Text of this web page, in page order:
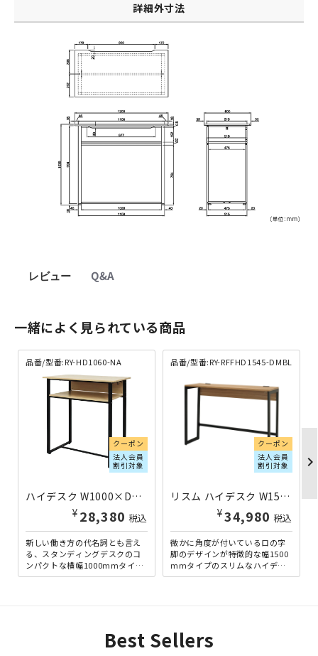
詳細外寸法
レビュー Q&A
一緒によく見られている商品
品番/型番:RY-HD1060-NA
クーポン
法人会員
割引対象
ハイデスク W1000×D600×H1030 ナチュラルF RY-HD1060-NA | 132524
¥ 28,380 税込
新しい働き方の代名詞とも言え
る、スタンディングデスクのコ
ンパクトな横幅1000mmタイプ
です。立ったままの作業を実現
品番/型番:RY-RFFHD1545-DMBL
クーポン
法人会員
割引対象
リスム ハイデスク W1500×D450×H1050 ウォルナットC×ブラックフレーム RY-RFFHD1545-DMBL | 100231
¥34,980 税込
微かに角度が付いているロの字
脚のデザインが特徴的な幅1500
mmタイプのスリムなハイデス
ク。ハイチェアに座っての作業
chevron_right
Best Sellers